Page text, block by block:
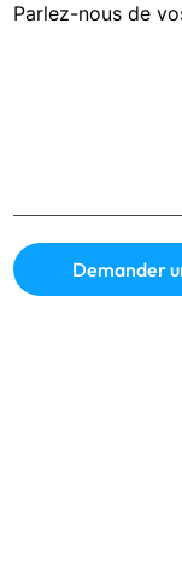
Parlez-nous de